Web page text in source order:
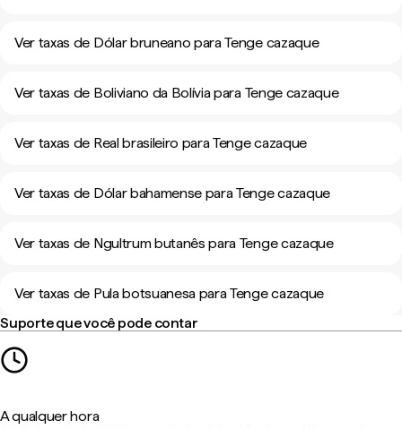
Ver taxas de Dólar bruneano para Tenge cazaque
Ver taxas de Boliviano da Bolívia para Tenge cazaque
Ver taxas de Real brasileiro para Tenge cazaque
Ver taxas de Dólar bahamense para Tenge cazaque
Ver taxas de Ngultrum butanês para Tenge cazaque
Ver taxas de Pula botsuanesa para Tenge cazaque
Suporte que você pode contar
A qualquer hora